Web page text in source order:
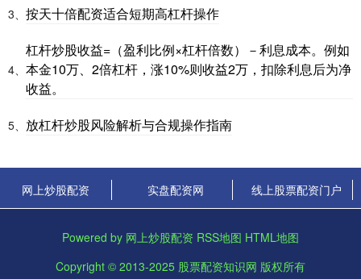
3、 按天十倍配资适合短期高杠杆操作
4、
杠杆炒股收益=（盈利比例×杠杆倍数）－利息成本。例如
本金10万、2倍杠杆，涨10%则收益2万，扣除利息后为净
收益。
5、 放杠杆炒股风险解析与合规操作指南
网上炒股配资 实盘配资网 线上股票配资门户
Powered by 网上炒股配资 RSS地图 HTML地图
Copyright © 2013-2025 股票配资知识网 版权所有